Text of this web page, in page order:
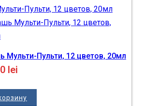
Мульти-Пульти, 12 цветов, 20мл
lei